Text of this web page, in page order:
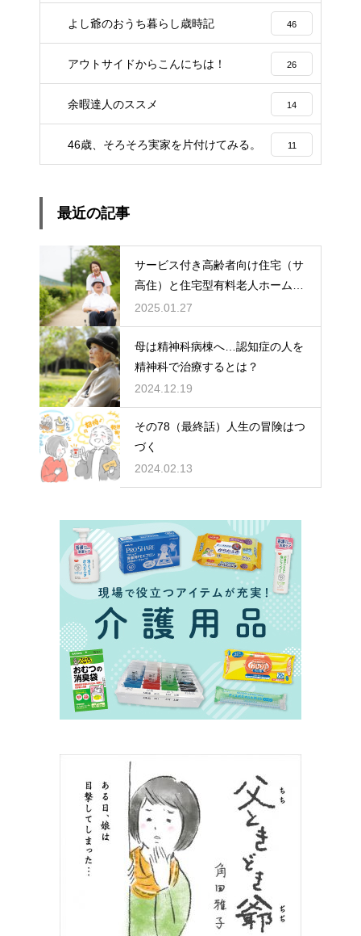
よし爺のおうち暮らし歳時記 46
アウトサイドからこんにちは！ 26
余暇達人のススメ 14
46歳、そろそろ実家を片付けてみる。 11
最近の記事
サービス付き高齢者向け住宅（サ
高住）と住宅型有料老人ホーム：
どちらを選ぶ？
2025.01.27
母は精神科病棟へ…認知症の人を
精神科で治療するとは？
2024.12.19
その78（最終話）人生の冒険はつ
づく
2024.02.13